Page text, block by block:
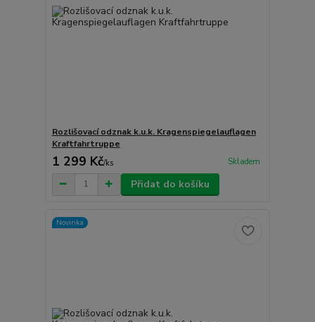
Rozlišovací odznak k.u.k. Kragenspiegelauflagen
Kraftfahrtruppe
1 299 Kč/ks Skladem
Přidat do košíku
Novinka